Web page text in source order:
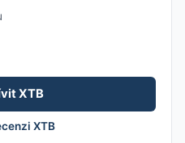
XTB
XTB